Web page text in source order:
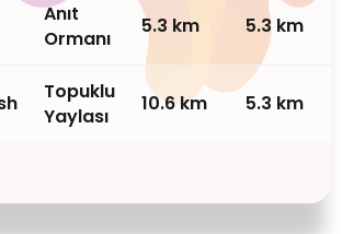
Anıt
Ormanı
5.3 km 5.3 km
Topuklu
Yaylası
10.6 km 5.3 km